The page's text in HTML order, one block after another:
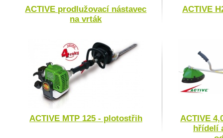
ACTIVE prodlužovací nástavec
na vrták
ACTIVE
ACTIVE MTP 125 - plotostřih
ACTIVE
hřídelí